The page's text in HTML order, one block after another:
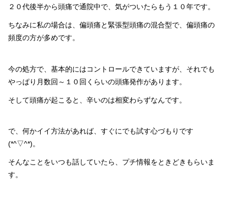
２０代後半から頭痛で通院中で、気がついたらもう１０年です。
ちなみに私の場合は、偏頭痛と緊張型頭痛の混合型で、偏頭痛の
頻度の方が多めです。
今の処方で、基本的にはコントロールできていますが、それでも
やっぱり月数回～１０回くらいの頭痛発作があります。
そして頭痛が起こると、辛いのは相変わらずなんです。
で、何かイイ方法があれば、すぐにでも試す心づもりです
(*^▽^*)。
そんなことをいつも話していたら、プチ情報をときどきもらいま
す。